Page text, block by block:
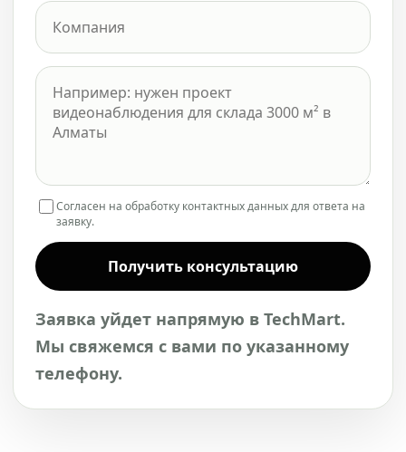
Согласен на обработку контактных данных для ответа на
заявку.
Получить консультацию
Заявка уйдет напрямую в TechMart.
Мы свяжемся с вами по указанному
телефону.